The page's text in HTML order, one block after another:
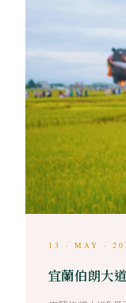
13 · MAY ·
宜蘭伯朗大